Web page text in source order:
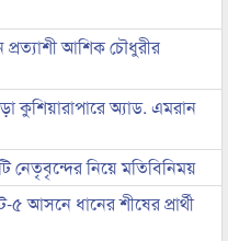
আশিক চৌধুরীর
কুশিয়ারাপারে অ্যাড. এমরান
নেতৃবৃন্দের নিয়ে মতিবিনিময়
আসনে ধানের শীষের প্রার্থী